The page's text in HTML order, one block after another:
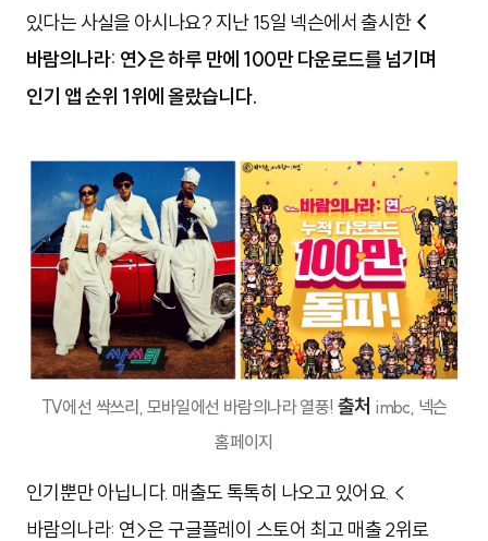
있다는 사실을 아시나요? 지난 15일 넥슨에서 출시한 <
바람의나라: 연>은하루 만에 100만 다운로드를 넘기며
인기 앱 순위 1위에 올랐습니다.
TV에선 싹쓰리, 모바일에선 바람의나라 열풍! 출처 imbc, 넥슨
홈페이지
인기뿐만 아닙니다. 매출도 톡톡히 나오고 있어요. <
바람의나라: 연>은 구글플레이 스토어 최고 매출 2위로